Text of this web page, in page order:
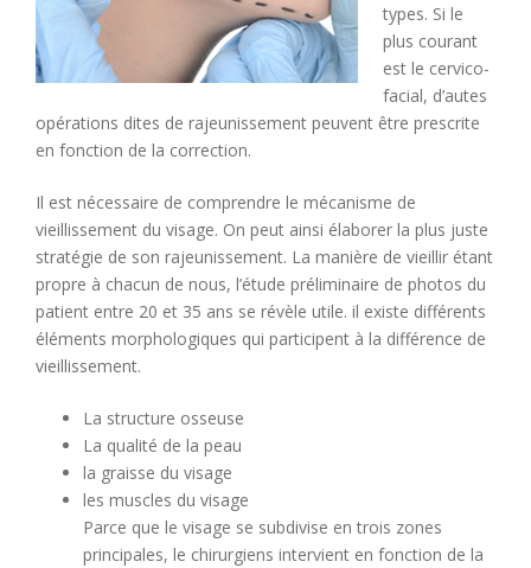
types. Si le
plus courant
est le cervico-
facial, d’autes
opérations dites de rajeunissement peuvent être prescrite
en fonction de la correction.
Il est nécessaire de comprendre le mécanisme de
vieillissement du visage. On peut ainsi élaborer la plus juste
stratégie de son rajeunissement. La manière de vieillir étant
propre à chacun de nous, l’étude préliminaire de photos du
patient entre 20 et 35 ans se révèle utile. il existe différents
éléments morphologiques qui participent à la différence de
vieillissement.
La structure osseuse
La qualité de la peau
la graisse du visage
les muscles du visage
Parce que le visage se subdivise en trois zones
principales, le chirurgiens intervient en fonction de la